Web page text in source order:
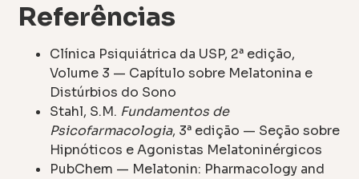
Referências
Clínica Psiquiátrica da USP, 2ª edição,
Volume 3 — Capítulo sobre Melatonina e
Distúrbios do Sono
Stahl, S.M. Fundamentos de
Psicofarmacologia, 3ª edição — Seção sobre
Hipnóticos e Agonistas Melatoninérgicos
PubChem — Melatonin: Pharmacology and